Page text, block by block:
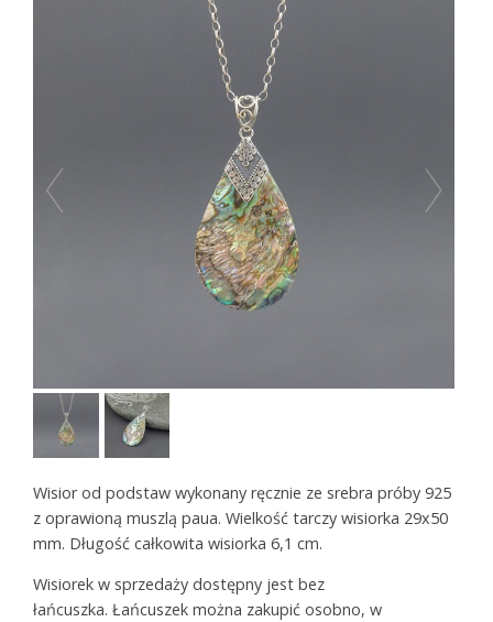
Wisior od podstaw wykonany ręcznie ze srebra próby 925
z oprawioną muszlą paua. Wielkość tarczy wisiorka 29x50
mm. Długość całkowita wisiorka 6,1 cm.
Wisiorek w sprzedaży dostępny jest bez
łańcuszka. Łańcuszek można zakupić osobno, w